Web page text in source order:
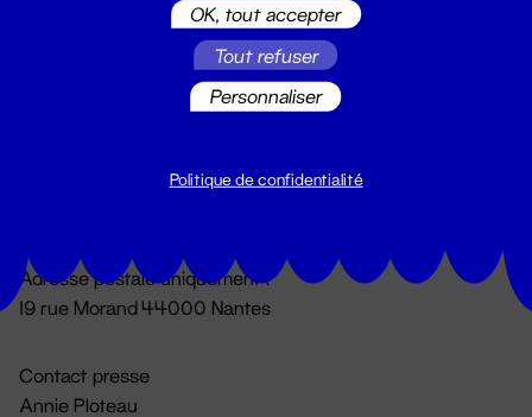
Du lundi au vendredi 14h → 18h
Adresse postale uniquement :
19 rue Morand 44000 Nantes
Contact presse
Annie Ploteau
OK, tout accepter
Tout refuser
Personnaliser
Politique de confidentialité